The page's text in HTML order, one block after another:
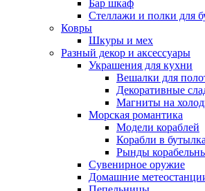
Бар шкаф
Стеллажи и полки для
Ковры
Шкуры и мех
Разный декор и аксессуары
Украшения для кухни
Вешалки для
Декоративные
Магниты на
Морская романтика
Модели кораблей
Корабли в
Рынды
Сувенирное оружие
Домашние